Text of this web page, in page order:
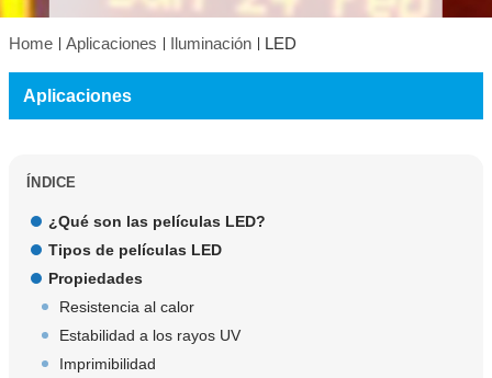
Home Aplicaciones Iluminación LED
Aplicaciones
ÍNDICE
¿Qué son las películas LED?
Tipos de películas LED
Propiedades
Resistencia al calor
Estabilidad a los rayos UV
Imprimibilidad